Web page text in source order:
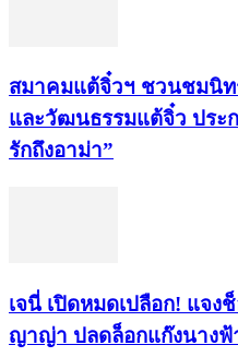
สมาคมแต้จิ๋วฯ ชวนชมนิท
และวัฒนธรรมแต้จิ๋ว ประ
รักถึงอาม่า”
เจนี่ เปิดหมดเปลือก! แจ
ญาญ่า ปลดล็อกแก๊งนางฟ้